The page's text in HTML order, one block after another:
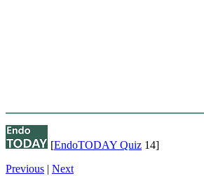
[EndoTODAY Quiz 14]
Previous | Next